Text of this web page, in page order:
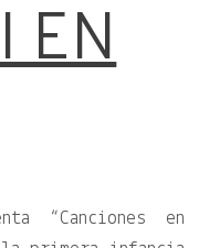
EN
“Canciones en